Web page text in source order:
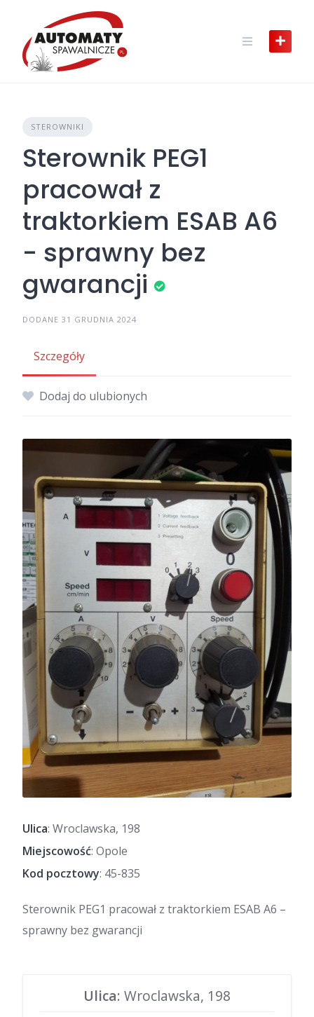
content
STEROWNIKI
Sterownik PEG1
pracował z
traktorkiem ESAB A6
- sprawny bez
gwarancji
DODANE 31 GRUDNIA 2024
Szczegóły
Dodaj do ulubionych
Ulica: Wroclawska, 198
Miejscowość: Opole
Kod pocztowy: 45-835
Sterownik PEG1 pracował z traktorkiem ESAB A6 –
sprawny bez gwarancji
Ulica: Wroclawska, 198